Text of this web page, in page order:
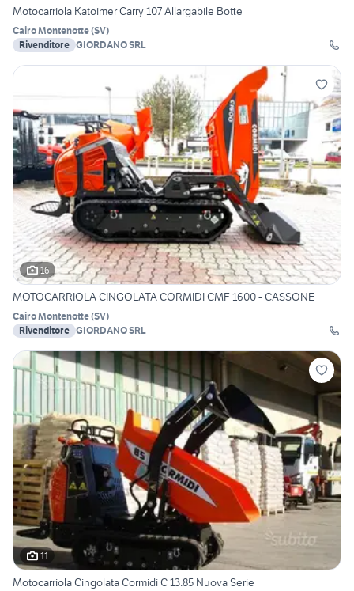
Motocarriola Katoimer Carry 107 Allargabile Botte
Cairo Montenotte(SV)
Rivenditore GIORDANO SRL
16
MOTOCARRIOLA CINGOLATA CORMIDI CMF 1600 - CASSONE
Cairo Montenotte(SV)
Rivenditore GIORDANO SRL
11
Motocarriola Cingolata Cormidi C 13.85 Nuova Serie